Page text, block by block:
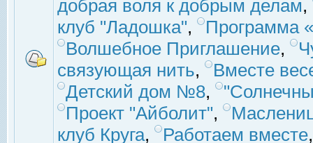
добрая воля к добрым делам,
клуб "Ладошка",
Программа
Волшебное Приглашение,
связующая нить,
Вместе
Детский дом №8,
Проект "Айболит",
клуб Круга, Работаем вместе